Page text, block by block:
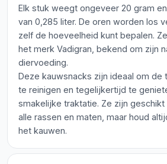
Elk stuk weegt ongeveer 20 gram
van 0,285 liter. De oren worden los
zelf de hoeveelheid kunt bepalen.
het merk Vadigran, bekend om zijn
diervoeding.
Deze kauwsnacks zijn ideaal om de
te reinigen en tegelijkertijd te
smakelijke traktatie. Ze zijn geschikt
alle rassen en maten, maar houd
het kauwen.